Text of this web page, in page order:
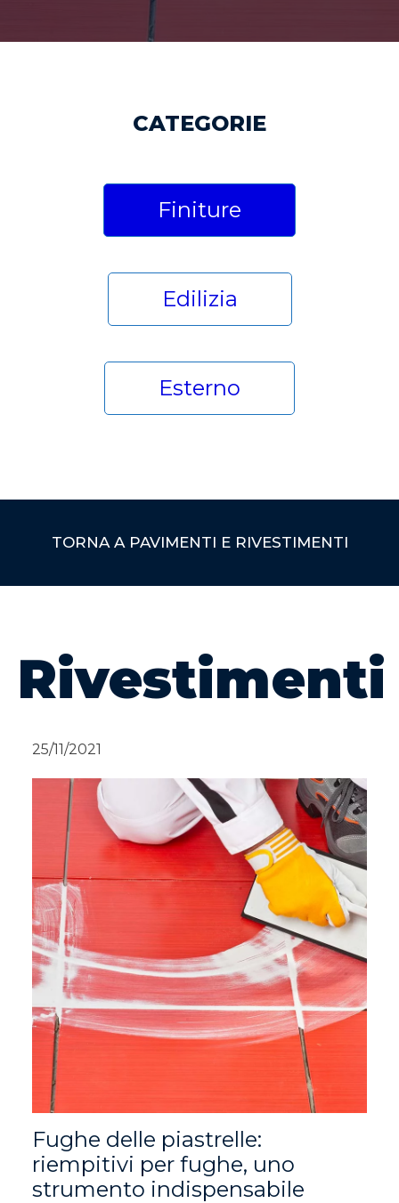
CATEGORIE
Finiture
Edilizia
Esterno
TORNA A PAVIMENTI E RIVESTIMENTI
Rivestimenti
25/11/2021
Fughe delle piastrelle:
riempitivi per fughe, uno
strumento indispensabile